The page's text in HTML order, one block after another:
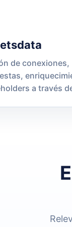
de conexiones,
a través